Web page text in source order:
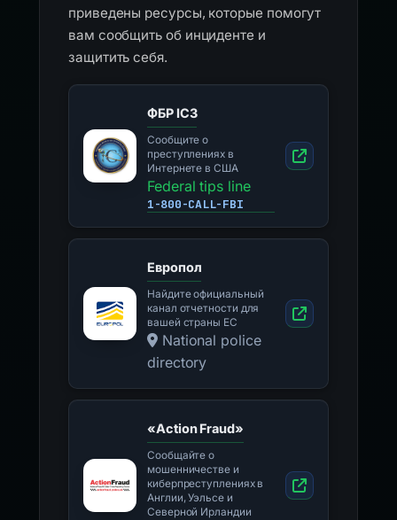
приведены ресурсы, которые помогут
вам сообщить об инциденте и
защитить себя.
ФБР IC3
Сообщите о
преступлениях в
Интернете в США
Federal tips line
1-800-CALL-FBI
Европол
Найдите официальный
канал отчетности для
вашей страны ЕС
National police
directory
«Action Fraud»
Сообщайте о
мошенничестве и
киберпреступлениях в
Англии, Уэльсе и
Северной Ирландии